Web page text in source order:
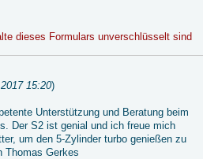
dieses Formulars unverschlüsselt sind
15:20)
Unterstützung und Beratung beim
Der S2 ist genial und ich freue mich
um den 5-Zylinder turbo genießen zu
Thomas Gerkes